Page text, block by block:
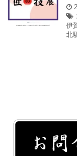
伊
北